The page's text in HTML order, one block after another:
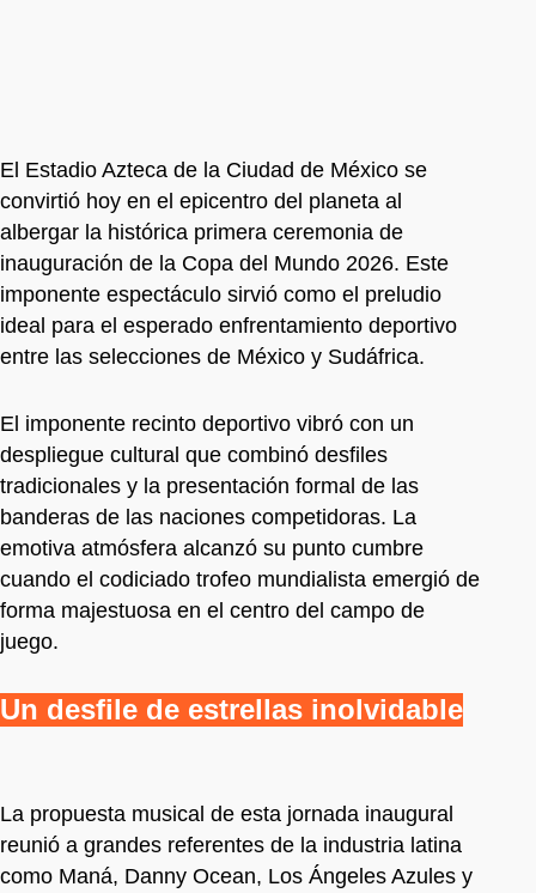
El Estadio Azteca de la Ciudad de México se
convirtió hoy en el epicentro del planeta al
albergar la histórica primera ceremonia de
inauguración de la Copa del Mundo 2026. Este
imponente espectáculo sirvió como el preludio
ideal para el esperado enfrentamiento deportivo
entre las selecciones de México y Sudáfrica.
El imponente recinto deportivo vibró con un
despliegue cultural que combinó desfiles
tradicionales y la presentación formal de las
banderas de las naciones competidoras. La
emotiva atmósfera alcanzó su punto cumbre
cuando el codiciado trofeo mundialista emergió de
forma majestuosa en el centro del campo de
juego.
Un desfile de estrellas inolvidable
La propuesta musical de esta jornada inaugural
reunió a grandes referentes de la industria latina
como Maná, Danny Ocean, Los Ángeles Azules y